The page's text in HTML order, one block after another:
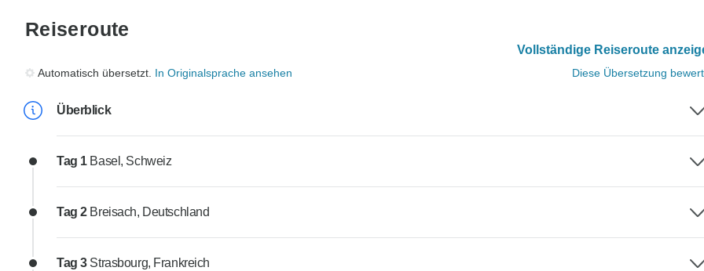
Reiseroute
Vollständige Reiseroute
Automatisch übersetzt. In Originalsprache ansehen Diese Übersetzung
Überblick
Tag 1 Basel, Schweiz
Tag 2 Breisach, Deutschland
Tag 3 Strasbourg, Frankreich